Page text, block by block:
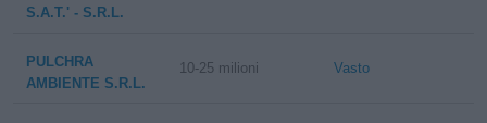
S.A.T.' - S.R.L.
PULCHRA
AMBIENTE S.R.L.
10-25 milioni Vasto